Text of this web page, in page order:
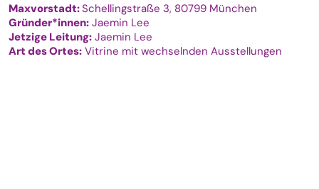
Maxvorstadt:Schellingstraße 3, 80799 München
Gründer*innen: Jaemin Lee
Jetzige Leitung: Jaemin Lee
Art des Ortes: Vitrine mit wechselnden Ausstellungen